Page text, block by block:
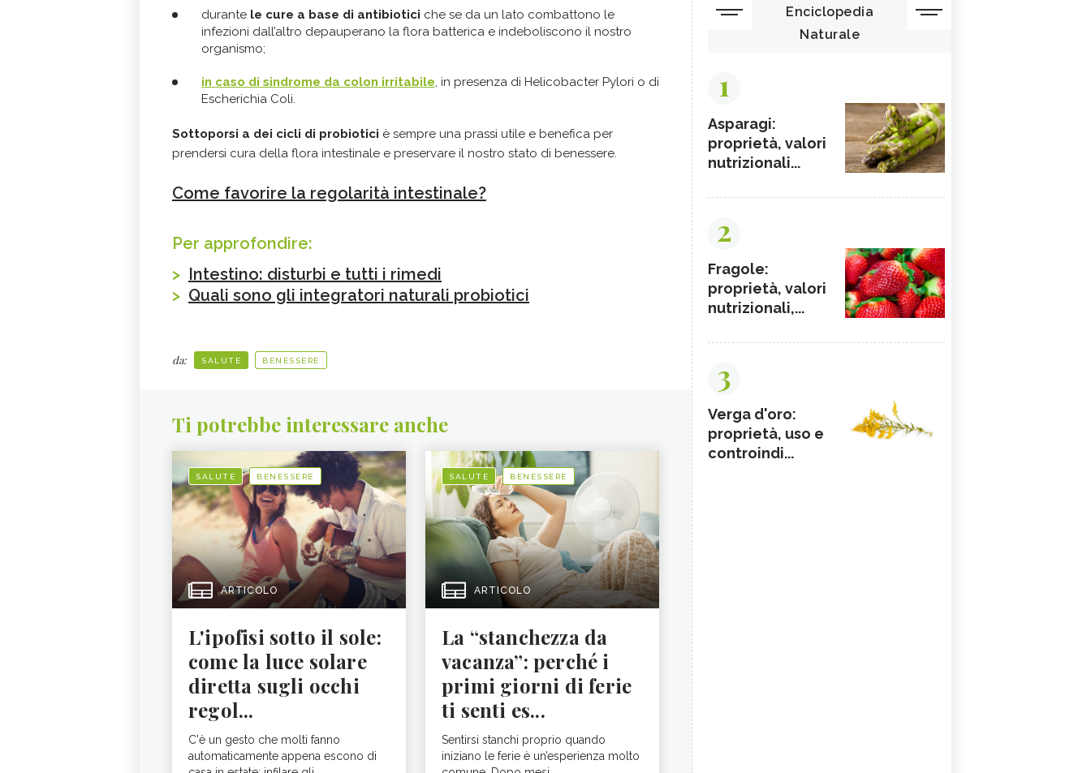
durante le cure a base di antibiotici che se da un lato combattono le
infezioni dall’altro depauperano la flora batterica e indeboliscono il nostro
organismo;
in caso di sindrome da colon irritabile, in presenza di Helicobacter Pylori o di
Escherichia Coli.
Sottoporsi a dei cicli di probiotici è sempre una prassi utile e benefica per
prendersi cura della flora intestinale e preservare il nostro stato di benessere.
Come favorire la regolarità intestinale?
Per approfondire:
> Intestino: disturbi e tutti i rimedi
> Quali sono gli integratori naturali probiotici
da: SALUTE BENESSERE
Ti potrebbe interessare anche
SALUTE BENESSERE
ARTICOLO
L'ipofisi sotto il sole:
come la luce solare
diretta sugli occhi
regol...
C'è un gesto che molti fanno
automaticamente appena escono di
SALUTE BENESSERE
ARTICOLO
La “stanchezza da
vacanza”: perché i
primi giorni di ferie
ti senti es...
Sentirsi stanchi proprio quando
iniziano le ferie è un’esperienza molto
Enciclopedia
Naturale
1
Asparagi:
proprietà, valori
nutrizionali...
2
Fragole:
proprietà, valori
nutrizionali,...
3
Verga d'oro:
proprietà, uso e
controindi...